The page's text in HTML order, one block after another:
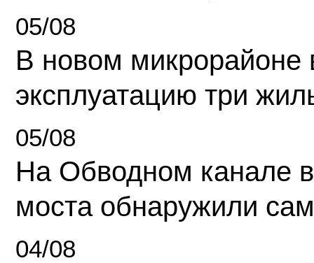
05/08
В новом микрорайоне
эксплуатацию три
05/08
На Обводном канале
моста обнаружили
04/08